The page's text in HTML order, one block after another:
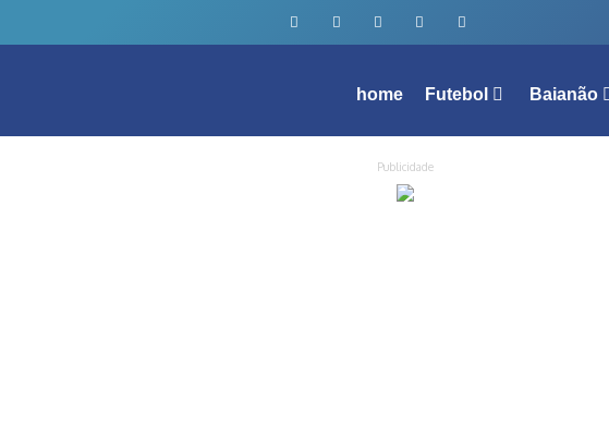
home Futebol Baianão
Publicidade